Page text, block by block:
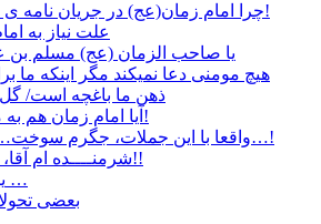
چرا امام زمان(عج) در جریان نامه ی اعمال ما هستند؟!
علت نیاز به
یا صاحب الزمان (عج) مسلم بن
هیچ مومنی دعا نمیکند مگر اینکه ما
ﺫﻫﻦ ﻣﺎ ﺑﺎﻏﭽﻪ ﺍﺳﺖ/
آیا امام زمان هم به ما چنین می‌گوید؟!
واقعا با این جملات، جگرم سوخت…. آه از یاران… آه…!
شرمنــــده ام آقا، ۱۱۸۱ ساله شدی!!
یابن البدور المنیره …
بعضی